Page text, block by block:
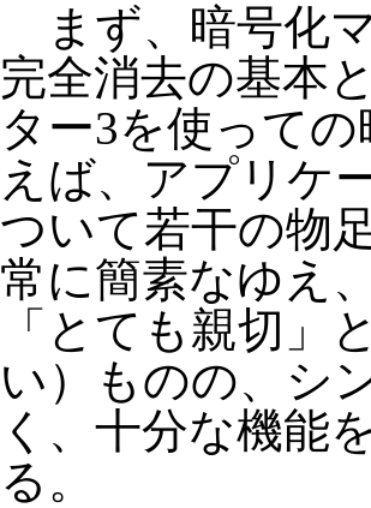
まず、暗号化
完全消去の基本
ター3を使って
えば、アプリケ
ついて若干の物
常に簡素なゆえ
「とても親切」
い）ものの、シ
く、十分な機能
る。